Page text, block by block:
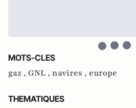
MOTS-CLES
gaz , GNL , navires , europe
THEMATIQUES